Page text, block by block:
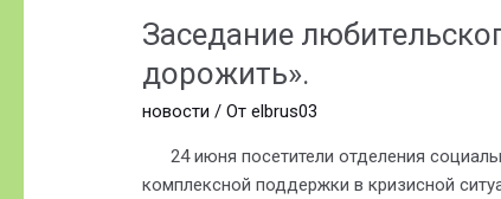
Заседание
дорожить».
новости / Отelbrus03
24 июня посетители отделения
комплексной поддержки в кризисной
объединения
на
тему
«Природой